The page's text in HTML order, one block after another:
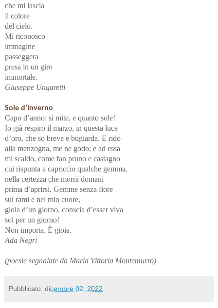
che mi lascia
il colore
del cielo.
Mi riconosco
immagine
passeggera
presa in un giro
immortale.
Giuseppe Ungaretti
Sole d’Inverno
Capo d’anno: sì mite, e quanto sole!
Io già respiro il marzo, in questa luce
d’oro, che so breve e bugiarda. E rido
alla menzogna, me ne godo; e ad essa
mi scaldo, come fan pruno e castagno
cui rispunta a capriccio qualche gemma,
nella certezza che morrà domani
prima d’aprirsi. Gemme senza fiore
sui rami e nel mio cuore,
gioia d’un giorno, conscia d’esser viva
sol per un giorno!
Non importa. È gioia.
Ada Negri
(poesie segnalate da Maria Vittoria Montemurro)
Pubblicato: dicembre 02, 2022